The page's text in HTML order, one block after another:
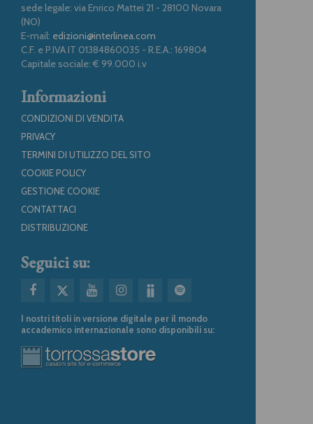
sede legale: via Enrico Mattei 21 - 28100 Novara
(NO)
E-mail: edizioni@interlinea.com
C.F. e P.IVA IT 01384860035 - R.E.A.: 169804
Capitale sociale: € 99.000 i.v
Informazioni
CONDIZIONI DI VENDITA
PRIVACY
TERMINI DI UTILIZZO DEL SITO
COOKIE POLICY
GESTIONE COOKIE
CONTATTACI
DISTRIBUZIONE
Seguici su:
I nostri titoli in versione digitale per il mondo
accademico internazionale sono disponibili su: